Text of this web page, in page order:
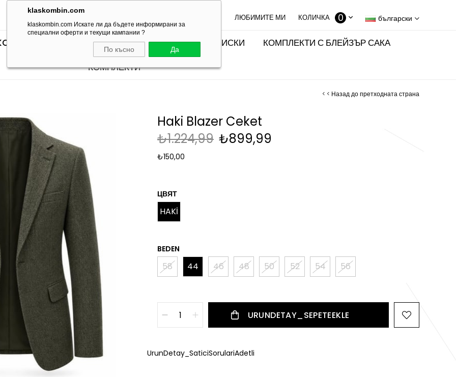
klaskombin.com
klaskombin.com Искате ли да бъдете информирани за
специални оферти и текущи кампании ?
По късно Да
български
КОЛИЧКА 0
SEÇTİKLERİMİZ КОМПЛЕКТИ С ТЕНИСКИ
КОМПЛЕКТИ С БЛЕЙЗЪР САКА
КОМПЛЕКТИ
< < Назад до претходната страна
Haki Blazer Ceket
₺1.224,99 ₺899,99
₺150,00
ЦВЯТ
HAKİ
BEDEN
58 44 46 48 50 52 54 56
UrunDetay_SaticiSorulariAdetli